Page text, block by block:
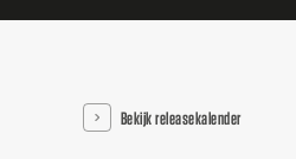
Bekijk releasekalender